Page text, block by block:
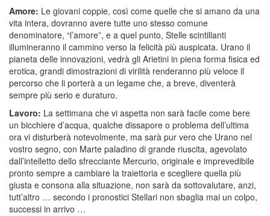
Amore: Le giovani coppie, così come quelle che si amano da una
vita intera, dovranno avere tutte uno stesso comune
denominatore, “l’amore”, e a quel punto, Stelle scintillanti
illumineranno il cammino verso la felicità più auspicata. Urano il
pianeta delle innovazioni, vedrà gli Arietini in piena forma fisica ed
erotica, grandi dimostrazioni di virilità renderanno più veloce il
percorso che li porterà a un legame che, a breve, diventerà
sempre più serio e duraturo.
Lavoro: La settimana che vi aspetta non sarà facile come bere
un bicchiere d’acqua, qualche dissapore o problema dell’ultima
ora vi disturberà notevolmente, ma sarà pur vero che Urano nel
vostro segno, con Marte paladino di grande riuscita, agevolato
dall’intelletto dello sfrecciante Mercurio, originale e imprevedibile
pronto sempre a cambiare la traiettoria e scegliere quella più
giusta e consona alla situazione, non sarà da sottovalutare, anzi,
tutt’altro … secondo i pronostici Stellari non sbaglia mai un colpo,
successi in arrivo …